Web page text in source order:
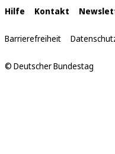
Interne
Links
Hilfe Kontakt
Barrierefreiheit
© Deutscher Bundestag